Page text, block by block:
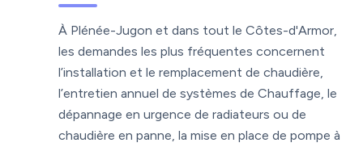
À Plénée-Jugon et dans tout le Côtes-d'Armor,
les demandes les plus fréquentes concernent
l’installation et le remplacement de chaudière,
l’entretien annuel de systèmes de Chauffage, le
dépannage en urgence de radiateurs ou de
chaudière en panne, la mise en place de pompe à